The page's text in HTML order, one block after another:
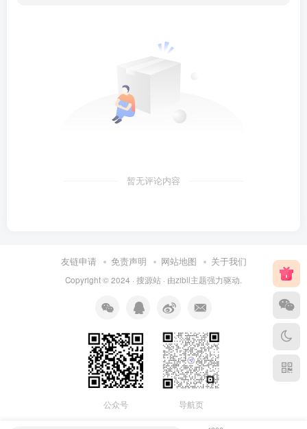
暂无评论内容
友链申请 免责声明 网站地图 关于我们
Copyright © 2024 · 搜源站 · 由zibll主题强力驱动.
公众号 导航页